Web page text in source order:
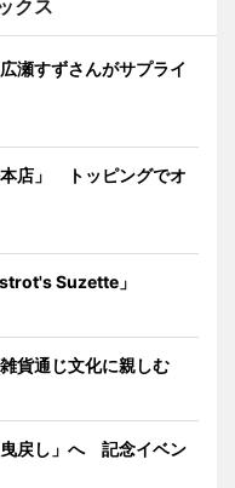
クス
瀬すずさんがサプライ
店」 トッピングでオ
Suzette」
貨通じ文化に親しむ
曳戻し」へ 記念イベン